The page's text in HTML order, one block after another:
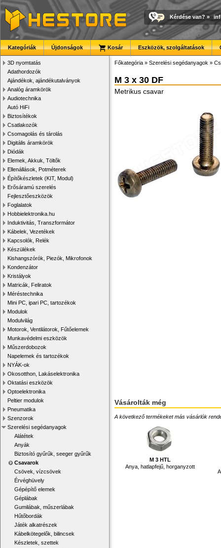
Kérdése van? »
Kategóriák Újdonságok Kosár Eszközök, szolgáltatások
3D nyomtatás
Adathordozók
Ajándékok, ajándékutalványok
Analóg áramkörök
Audiotechnika
Autó HiFi
Biztosítékok
Csatlakozók
Csomagolás és tárolás
Digitális áramkörök
Diódák
Elemek, Akkuk, Töltők
Ellenállások, Potméterek
Építőkészletek (KIT, Modul)
Erősáramú szerelés
Fejlesztőeszközök
Foglalatok
Hobbielektronika.hu
Induktivitás, Transzformátor
Kábelek, Vezetékek
Kapcsolók, Relék
Készülékek
Kishangszórók, Piezók, Mikrofonok
Kondenzátor
Kristályok
Matricák, Feliratok
Méréstechnika
Mini PC, ipari PC, tartozékok
Modulok
Modulvilág
Motorok, Ventilátorok, Fűtőelemek
Munkavédelmi eszközök
Műszerdobozok
Napelemek és tartozékok
NYÁK-ok
Okosotthon, Lakáselektronika
Oktatási eszközök
Optoelektronika
Peltier modulok
Pneumatika
Szenzorok
Szerelési segédanyagok
Alátétek
Anyák
Biztosító gyűrűk, seeger gyűrűk
Csavarok
Csövek, vízcsövek
Érvéghüvely
Gépépítő elemek
Géplábak
Gumilábak, műszerlábak
Hűtőbordák
Játék alkatrészek
Kábelkötegelők, bilincsek
Készletek, szettek
Főkategória » Szerelési segédanyagok »
M 3 x 30 DF
Metrikus csavar
Vásárolták még
A következő termékeket más vásárlók
M 3 HTL
Anya, hatlapfejű, horganyzott